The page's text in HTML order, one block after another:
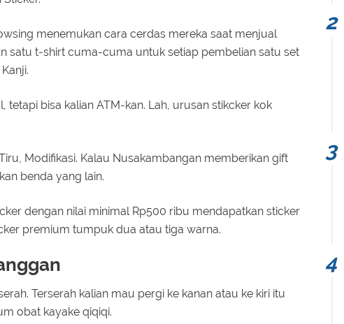
menemukan cara cerdas mereka saat menjual
satu t-shirt cuma-cuma untuk setiap pembelian satu set
tetapi bisa kalian ATM-kan. Lah, urusan stikcker kok
Modifikasi. Kalau Nusakambangan memberikan gift
benda yang lain.
dengan nilai minimal Rp500 ribu mendapatkan sticker
premium tumpuk dua atau tiga warna.
Terserah kalian mau pergi ke kanan atau ke kiri itu
obat kayake qiqiqi.